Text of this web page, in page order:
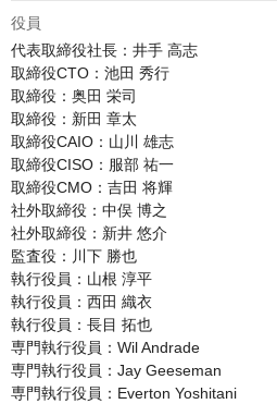
役員
代表取締役社長：井手 高志
取締役CTO：池田 秀行
取締役：奥田 栄司
取締役：新田 章太
取締役CAIO：山川 雄志
取締役CISO：服部 祐一
取締役CMO：吉田 将輝
社外取締役：中俣 博之
社外取締役：新井 悠介
監査役：川下 勝也
執行役員：山根 淳平
執行役員：西田 織衣
執行役員：長目 拓也
専門執行役員：Wil Andrade
専門執行役員：Jay Geeseman
専門執行役員：Everton Yoshitani